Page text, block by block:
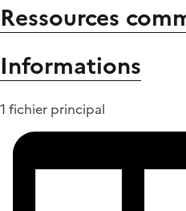
Ressources
Informations
1 fichier principal